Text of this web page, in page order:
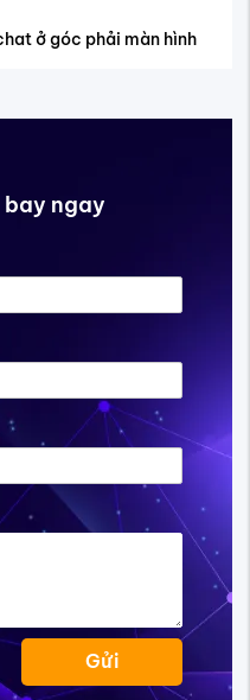
ở góc phải màn hình
ngay
Gửi